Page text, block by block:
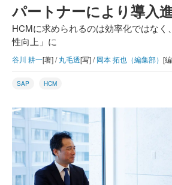
パートナーにより導入
HCMに求められるのは効率化ではなく
性向上」に
谷川 耕一[著] /丸毛透[写] /岡本 拓也（編集部） [
SAP HCM